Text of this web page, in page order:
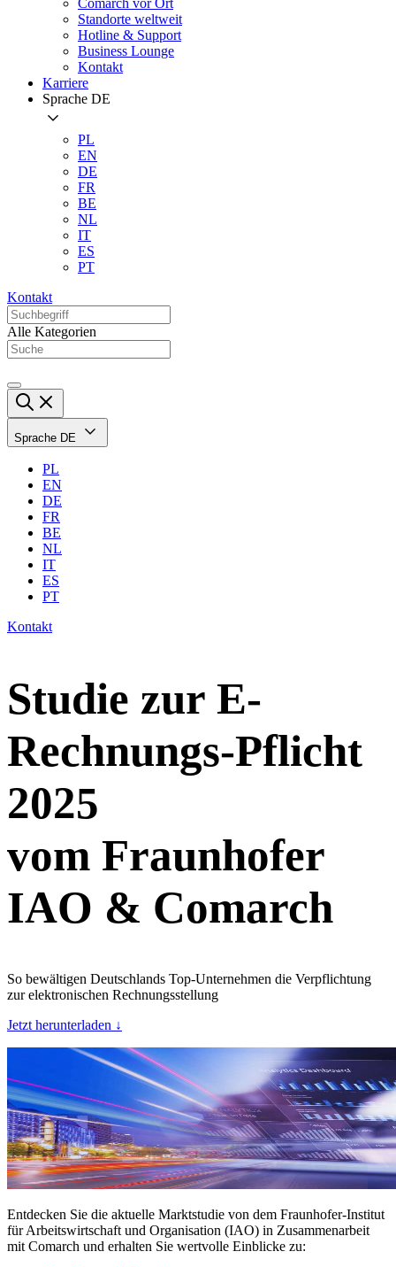
Comarch vor Ort
Standorte weltweit
Hotline & Support
Business Lounge
Kontakt
Karriere
Sprache DE
PL
EN
DE
FR
BE
NL
IT
ES
PT
Kontakt
Alle Kategorien
Sprache DE
PL
EN
DE
FR
BE
NL
IT
ES
PT
Kontakt
Studie zur E-
Rechnungs-Pflicht
2025
vom Fraunhofer
IAO & Comarch
So bewältigen Deutschlands Top-Unternehmen die Verpflichtung
zur elektronischen Rechnungsstellung
Jetzt herunterladen ↓
Entdecken Sie die aktuelle Marktstudie von dem Fraunhofer-Institut
für Arbeitswirtschaft und Organisation (IAO) in Zusammenarbeit
mit Comarch und erhalten Sie wertvolle Einblicke zu: